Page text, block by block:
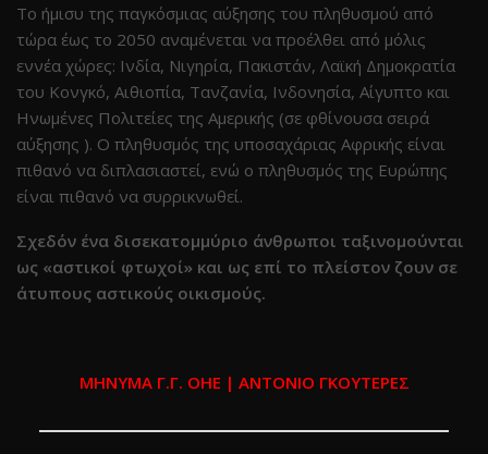
Το ήμισυ της παγκόσμιας αύξησης του πληθυσμού από
τώρα έως το 2050 αναμένεται να προέλθει από μόλις
εννέα χώρες: Ινδία, Νιγηρία, Πακιστάν, Λαϊκή Δημοκρατία
του Κονγκό, Αιθιοπία, Τανζανία, Ινδονησία, Αίγυπτο και
Ηνωμένες Πολιτείες της Αμερικής (σε φθίνουσα σειρά
αύξησης ). Ο πληθυσμός της υποσαχάριας Αφρικής είναι
πιθανό να διπλασιαστεί, ενώ ο πληθυσμός της Ευρώπης
είναι πιθανό να συρρικνωθεί.
Σχεδόν ένα δισεκατομμύριο άνθρωποι ταξινομούνται
ως «αστικοί φτωχοί» και ως επί το πλείστον ζουν σε
άτυπους αστικούς οικισμούς.
ΜΗΝΥΜΑ Γ.Γ. ΟΗΕ | ΑΝΤΟΝΙΟ ΓΚΟΥΤΕΡΕΣ